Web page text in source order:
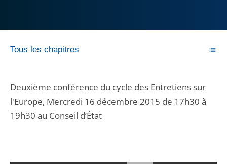
Tous les chapitres
Deuxième conférence du cycle des Entretiens sur
l'Europe, Mercredi 16 décembre 2015 de 17h30 à
19h30 au Conseil d’État